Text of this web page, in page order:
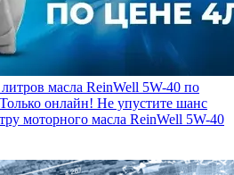
масла ReinWell 5W-40 по
Только онлайн! Не упустите шанс
моторного масла ReinWell 5W-40